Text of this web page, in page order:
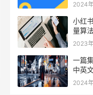
2024
小红
量算
2023
一篇
中英
2024